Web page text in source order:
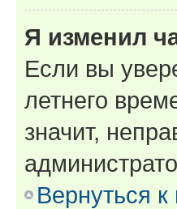
Я изменил
Если вы
летнего
значит,
Вернуться к